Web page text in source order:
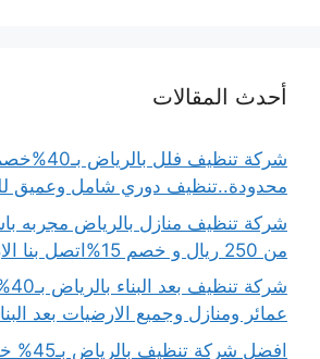
أحدث المقالات
شركة تنظيف فلل
محدودة..تنظيف دوري شامل وعميق
شركة تنظيف منازل بالرياض مجربه
من 250 ريال و خصم 15%اتصل بنا الان
عمائر ومنازل وجميع الارضيات بعد
افضل شركة